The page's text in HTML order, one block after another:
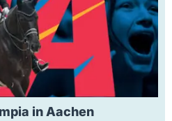
in Aachen